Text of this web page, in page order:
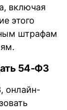
включая
этого
штрафам
54-ФЗ
онлайн-